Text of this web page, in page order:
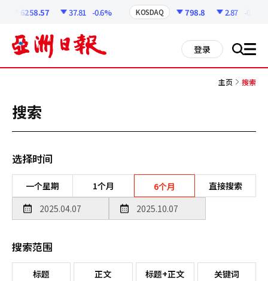
6258.57 37.81 -0.6% KOSDAQ 798.8 2.87 -0.36%
登录 搜 all
主页 搜索
搜索
选择时间
一个星期 1个月 6个月 直接搜索
搜索范围
标题 正文 标题+正文 关键词